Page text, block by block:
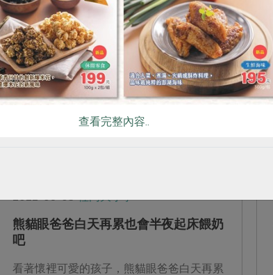
難，我們一直都秉持同舟共濟、互助的精
神，適時關懷並協力解決問題、渡過難關，
讓農友、生產者能穩定且持續提供本社優質
產品，一起再為守護農業與農地、為環境永
續努力。
熊貓眼爸爸白天再累也會半夜起床餵奶
吧
看著懷裡可愛的孩子，熊貓眼爸爸白天再累
查看完整內容..